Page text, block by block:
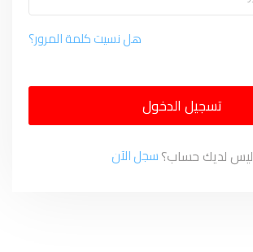
هل نسيت كلمة المرور؟
تسجيل الدخول
ليس لديك حساب؟سجل الآن